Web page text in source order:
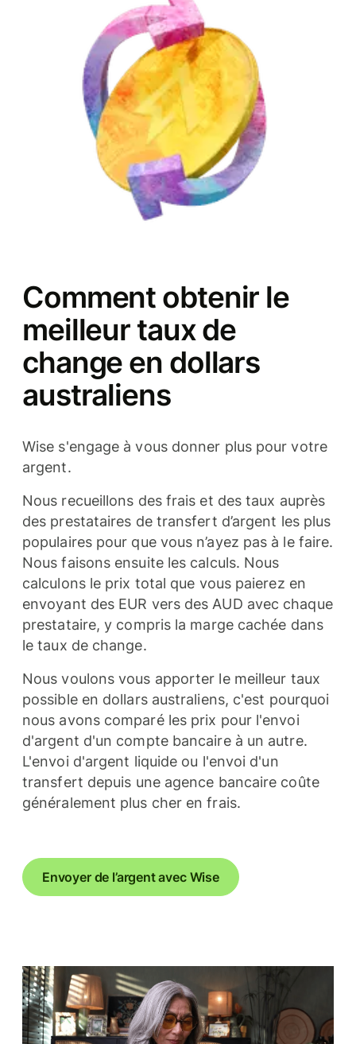
Comment obtenir le
meilleur taux de
change en dollars
australiens
Wise s'engage à vous donner plus pour votre
argent.
Nous recueillons des frais et des taux auprès
des prestataires de transfert d’argent les plus
populaires pour que vous n’ayez pas à le faire.
Nous faisons ensuite les calculs. Nous
calculons le prix total que vous paierez en
envoyant des EUR vers des AUD avec chaque
prestataire, y compris la marge cachée dans
le taux de change.
Nous voulons vous apporter le meilleur taux
possible en dollars australiens, c'est pourquoi
nous avons comparé les prix pour l'envoi
d'argent d'un compte bancaire à un autre.
L'envoi d'argent liquide ou l'envoi d'un
transfert depuis une agence bancaire coûte
généralement plus cher en frais.
Envoyer de l’argent avec Wise